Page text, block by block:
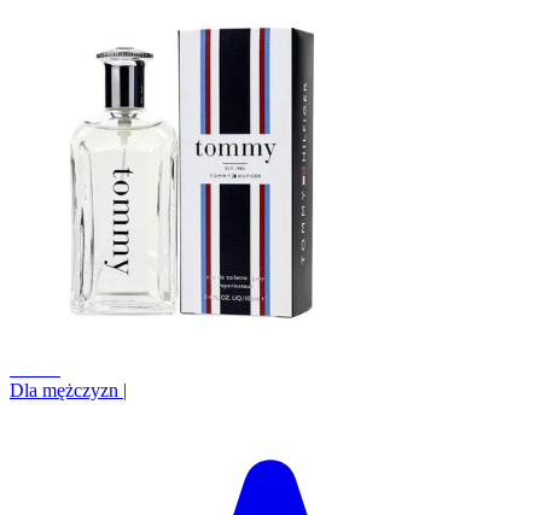
Dla mężczyzn |